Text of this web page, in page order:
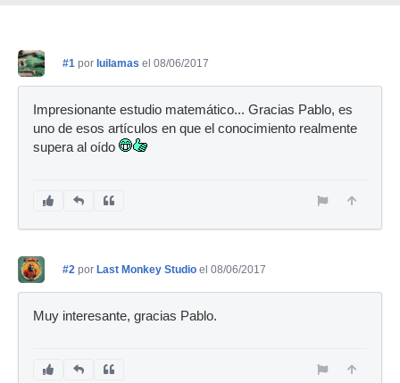
#1 por luilamas el 08/06/2017
Impresionante estudio matemático... Gracias Pablo, es
uno de esos artículos en que el conocimiento realmente
supera al oído
#2 por Last Monkey Studio el 08/06/2017
Muy interesante, gracias Pablo.